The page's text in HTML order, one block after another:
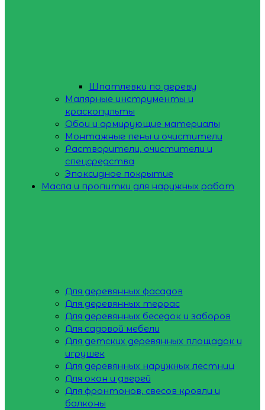
Шпатлевки по дереву
Малярные инструменты и
краскопульты
Обои и армирующие материалы
Монтажные пены и очистители
Растворители, очистители и
спецсредства
Эпоксидное покрытие
Масла и пропитки для наружных работ
Для деревянных фасадов
Для деревянных террас
Для деревянных беседок и заборов
Для садовой мебели
Для детских деревянных площадок и
игрушек
Для деревянных наружных лестниц
Для окон и дверей
Для фронтонов, свесов кровли и
балконы